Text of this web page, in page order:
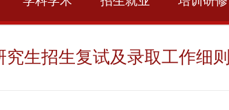
生招生复试及录取工作细则